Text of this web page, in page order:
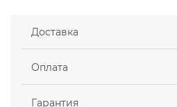
Доставка
Оплата
Гарантия